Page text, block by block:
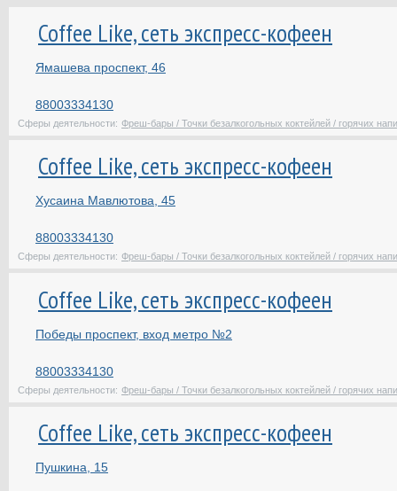
горячих напитков.
свежая и актуальная информация о компаниях, ведущих свою
государственных, муниципальных и многих других учреждений Казани.
На странице каждой организации вы найдете отзывы клиентов и
Coffee Like, сеть экспресс-кофеен
Ямашева проспект, 46
88003334130
Сферы деятельности: Фреш-бары / Точки безалкогольных коктейлей / горячих
Coffee Like, сеть экспресс-кофеен
Хусаина Мавлютова, 45
88003334130
Сферы деятельности: Фреш-бары / Точки безалкогольных коктейлей / горячих
Coffee Like, сеть экспресс-кофеен
Победы проспект, вход метро №2
88003334130
Сферы деятельности: Фреш-бары / Точки безалкогольных коктейлей / горячих
Coffee Like, сеть экспресс-кофеен
Пушкина, 15